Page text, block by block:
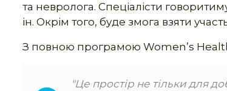
та невролога. Спеціалісти
ін. Окрім того, буде змога взяти
З повною програмою Women’s
"Це простір не тільки для